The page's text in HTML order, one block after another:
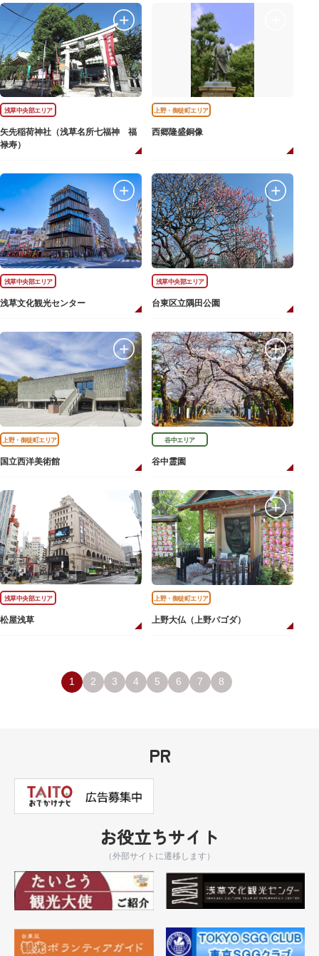
浅草中央部エリア
矢先稲荷神社（浅草名所七福神 福
禄寿）
上野・御徒町エリア
西郷隆盛銅像
浅草中央部エリア
浅草文化観光センター
浅草中央部エリア
台東区立隅田公園
上野・御徒町エリア
国立西洋美術館
谷中エリア
谷中霊園
浅草中央部エリア
松屋浅草
上野・御徒町エリア
上野大仏（上野パゴダ）
1 2 3 4 5 6 7 8
PR
お役立ちサイト
（外部サイトに遷移します）